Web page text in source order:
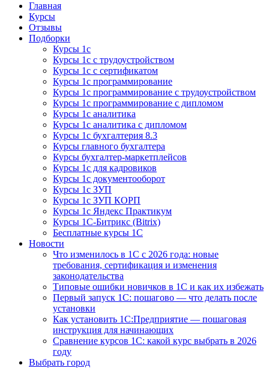
Курсы 1С
Курсы 1С официальная сертификация
Главная
Курсы
Отзывы
Подборки
Курсы 1с
Курсы 1с с трудоустройством
Курсы 1с с сертификатом
Курсы 1с программирование
Курсы 1с программирование с трудоустройством
Курсы 1с программирование с дипломом
Курсы 1с аналитика
Курсы 1с аналитика с дипломом
Курсы 1с бухгалтерия 8.3
Курсы главного бухгалтера
Курсы бухгалтер-маркетплейсов
Курсы 1с для кадровиков
Курсы 1с документооборот
Курсы 1с ЗУП
Курсы 1с ЗУП КОРП
Курсы 1с Яндекс Практикум
Курсы 1С-Битрикс (Bitrix)
Бесплатные курсы 1С
Новости
Что изменилось в 1С с 2026 года: новые
требования, сертификация и изменения
законодательства
Типовые ошибки новичков в 1С и как их избежать
Первый запуск 1С: пошагово — что делать после
установки
Как установить 1С:Предприятие — пошаговая
инструкция для начинающих
Сравнение курсов 1С: какой курс выбрать в 2026
году
Выбрать город